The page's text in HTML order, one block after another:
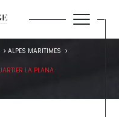
ALPES MARITIMES
LA PLANA